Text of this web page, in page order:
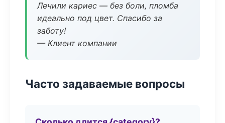
Лечили кариес — без боли, пломба
идеально под цвет. Спасибо за
заботу!
— Клиент компании
Часто задаваемые вопросы